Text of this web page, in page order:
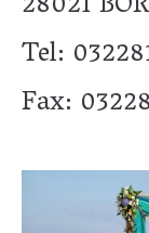
Tel:
Fax: